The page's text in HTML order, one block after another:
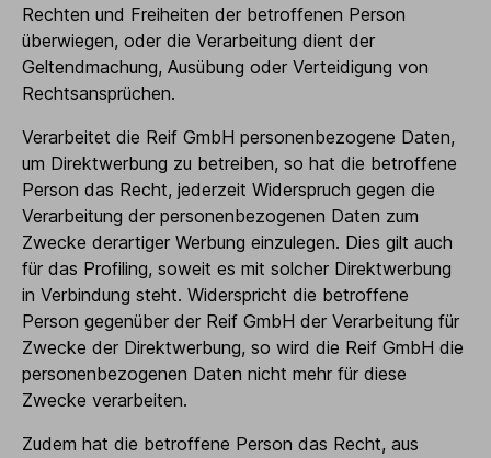
Rechten und Freiheiten der betroffenen Person
überwiegen, oder die Verarbeitung dient der
Geltendmachung, Ausübung oder Verteidigung von
Rechtsansprüchen.
Verarbeitet die Reif GmbH personenbezogene Daten,
um Direktwerbung zu betreiben, so hat die betroffene
Person das Recht, jederzeit Widerspruch gegen die
Verarbeitung der personenbezogenen Daten zum
Zwecke derartiger Werbung einzulegen. Dies gilt auch
für das Profiling, soweit es mit solcher Direktwerbung
in Verbindung steht. Widerspricht die betroffene
Person gegenüber der Reif GmbH der Verarbeitung für
Zwecke der Direktwerbung, so wird die Reif GmbH die
personenbezogenen Daten nicht mehr für diese
Zwecke verarbeiten.
Zudem hat die betroffene Person das Recht, aus